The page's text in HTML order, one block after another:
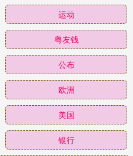
运动
粤友钱
公布
欧洲
美国
银行